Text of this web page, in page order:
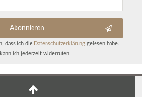
Abonnieren
dass ich die Daten­schutz­erklärunggelesen habe.
ich jederzeit widerrufen.